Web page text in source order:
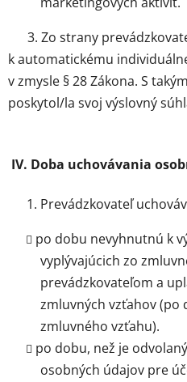
3. Zo strany
k automatickému
v zmysle § 28 Zákona. S
poskytol/la svoj výslovný
IV. Doba uchovávania
Prevádzkovateľ
po dobu nevyhnutnú k
vyplývajúcich zo
prevádzkovateľom a
zmluvných vzťahov (po
zmluvného vzťahu).
po dobu, než je
osobných údajov pre